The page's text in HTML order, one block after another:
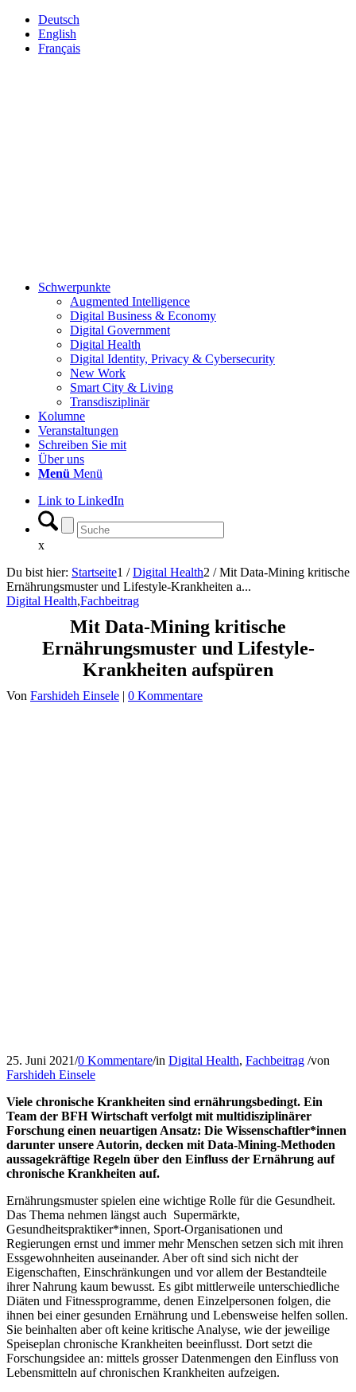
Deutsch
English
Français
Schwerpunkte
Augmented Intelligence
Digital Business & Economy
Digital Government
Digital Health
Digital Identity, Privacy & Cybersecurity
New Work
Smart City & Living
Transdisziplinär
Kolumne
Veranstaltungen
Schreiben Sie mit
Über uns
Menü Menü
Link to LinkedIn
x
Du bist hier: Startseite1 / Digital Health2 / Mit Data-Mining kritische
Ernährungsmuster und Lifestyle-Krankheiten a...
Digital Health,Fachbeitrag
Mit Data-Mining kritische
Ernährungsmuster und Lifestyle-
Krankheiten aufspüren
Von Farshideh Einsele | 0 Kommentare
25. Juni 2021/0 Kommentare/in Digital Health, Fachbeitrag /von
Farshideh Einsele
Viele chronische Krankheiten sind ernährungsbedingt. Ein
Team der BFH Wirtschaft verfolgt mit multidisziplinärer
Forschung einen neuartigen Ansatz: Die Wissenschaftler*innen
darunter unsere Autorin, decken mit Data-Mining-Methoden
aussagekräftige Regeln über den Einfluss der Ernährung auf
chronische Krankheiten auf.
Ernährungsmuster spielen eine wichtige Rolle für die Gesundheit.
Das Thema nehmen längst auch Supermärkte,
Gesundheitspraktiker*innen, Sport-Organisationen und
Regierungen ernst und immer mehr Menschen setzen sich mit ihren
Essgewohnheiten auseinander. Aber oft sind sich nicht der
Eigenschaften, Einschränkungen und vor allem der Bestandteile
ihrer Nahrung kaum bewusst. Es gibt mittlerweile unterschiedliche
Diäten und Fitnessprogramme, denen Einzelpersonen folgen, die
ihnen bei einer gesunden Ernährung und Lebensweise helfen sollen.
Sie beinhalten aber oft keine kritische Analyse, wie der jeweilige
Speiseplan chronische Krankheiten beeinflusst. Dort setzt die
Forschungsidee an: mittels grosser Datenmengen den Einfluss von
Lebensmitteln auf chronischen Krankheiten aufzeigen.